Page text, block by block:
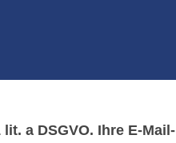
a DSGVO. Ihre E-Mail-